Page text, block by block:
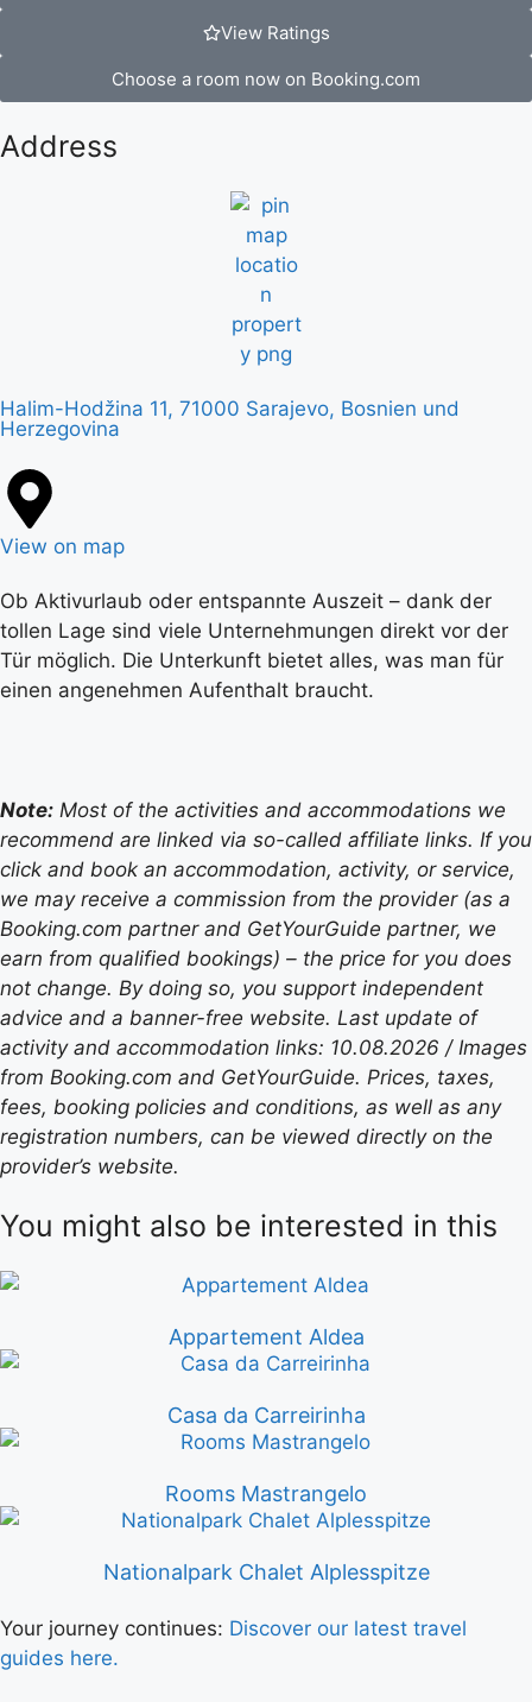
View Ratings
Choose a room now on Booking.com
Address
Halim-Hodžina 11, 71000 Sarajevo, Bosnien und
Herzegovina
View on map
Ob Aktivurlaub oder entspannte Auszeit – dank der
tollen Lage sind viele Unternehmungen direkt vor der
Tür möglich. Die Unterkunft bietet alles, was man für
einen angenehmen Aufenthalt braucht.
Note: Most of the activities and accommodations we
recommend are linked via so-called affiliate links. If you
click and book an accommodation, activity, or service,
we may receive a commission from the provider (as a
Booking.com partner and GetYourGuide partner, we
earn from qualified bookings) – the price for you does
not change. By doing so, you support independent
advice and a banner-free website. Last update of
activity and accommodation links: 10.08.2026 / Images
from Booking.com and GetYourGuide. Prices, taxes,
fees, booking policies and conditions, as well as any
registration numbers, can be viewed directly on the
provider’s website.
You might also be interested in this
Appartement Aldea
Casa da Carreirinha
Rooms Mastrangelo
Nationalpark Chalet Alplesspitze
Your journey continues: Discover our latest travel
guides here.